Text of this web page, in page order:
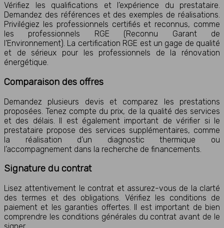
Vérifiez les qualifications et l’expérience du prestataire.
Demandez des références et des exemples de réalisations.
Privilégiez les professionnels certifiés et reconnus, comme
les professionnels RGE (Reconnu Garant de
l’Environnement). La certification RGE est un gage de qualité
et de sérieux pour les professionnels de la rénovation
énergétique.
Comparaison des offres
Demandez plusieurs devis et comparez les prestations
proposées. Tenez compte du prix, de la qualité des services
et des délais. Il est également important de vérifier si le
prestataire propose des services supplémentaires, comme
la réalisation d’un diagnostic thermique ou
l’accompagnement dans la recherche de financements.
Signature du contrat
Lisez attentivement le contrat et assurez-vous de la clarté
des termes et des obligations. Vérifiez les conditions de
paiement et les garanties offertes. Il est important de bien
comprendre les conditions générales du contrat avant de le